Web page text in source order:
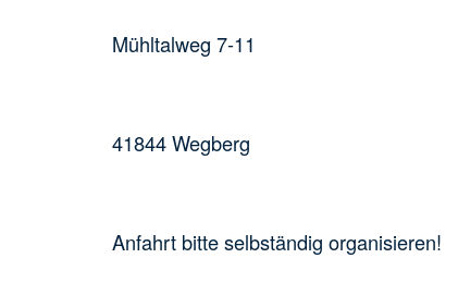
Mühltalweg 7-11
41844 Wegberg
Anfahrt bitte selbständig organisieren!